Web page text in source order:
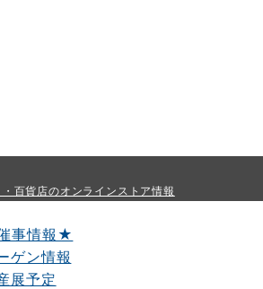
百貨店のオンラインストア情報
事情報★
ゲン情報
展予定